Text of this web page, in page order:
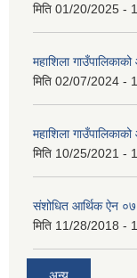
मिति 01/20/2025 -
महाशिला
मिति 02/07/2024 -
महाशिला
मिति 10/25/2021 -
संशोधित आर्थिक ऐन
मिति 11/28/2018 -